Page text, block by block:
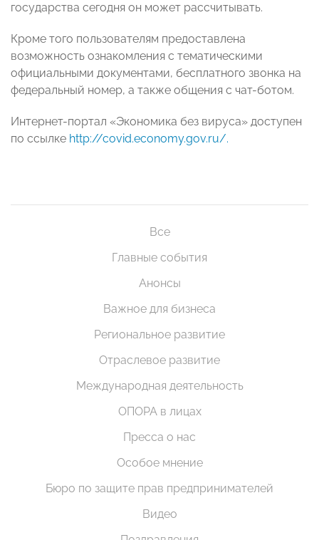
государства сегодня он может рассчитывать.
Кроме того пользователям предоставлена
возможность ознакомления с тематическими
официальными документами, бесплатного звонка на
федеральный номер, а также общения с чат-ботом.
Интернет-портал «Экономика без вируса» доступен
по ссылке http://covid.economy.gov.ru/.
Все
Главные события
Анонсы
Важное для бизнеса
Региональное развитие
Отраслевое развитие
Международная деятельность
ОПОРА в лицах
Пресса о нас
Особое мнение
Бюро по защите прав предпринимателей
Видео